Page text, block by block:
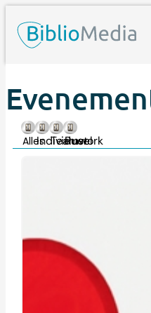
AllesIndividueel
Teamwork
Rust